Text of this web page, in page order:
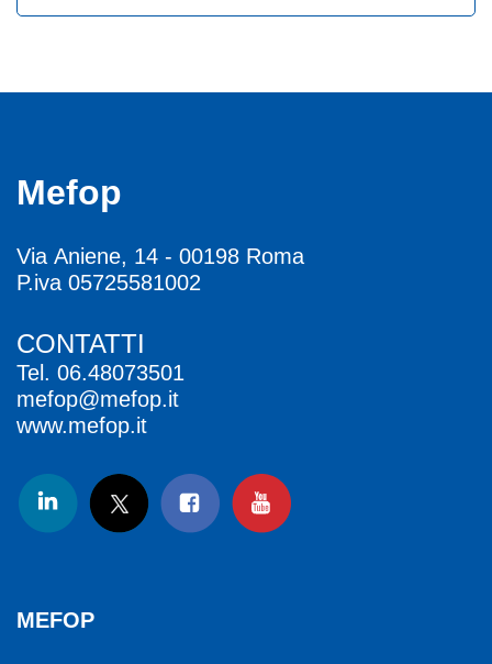
Mefop
Via Aniene, 14 - 00198 Roma
P.iva 05725581002
CONTATTI
Tel. 06.48073501
mefop@mefop.it
www.mefop.it
MEFOP